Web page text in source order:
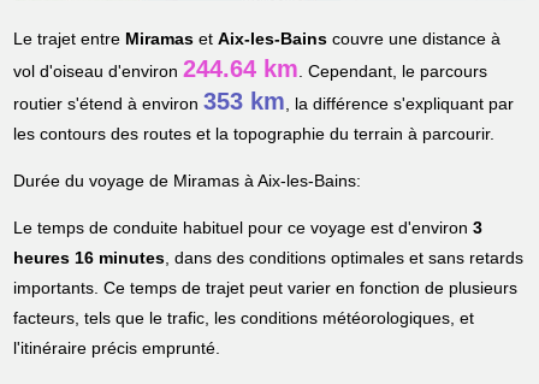
Le trajet entre Miramas etAix-les-Bains couvre une distance à
vol d'oiseau d'environ244.64 km. Cependant, le parcours
routier s'étend à environ353 km, la différence s'expliquant par
les contours des routes et la topographie du terrain à parcourir.
Durée du voyage de Miramas à Aix-les-Bains:
Le temps de conduite habituel pour ce voyage est d'environ3
heures 16 minutes, dans des conditions optimales et sans retards
importants. Ce temps de trajet peut varier en fonction de plusieurs
facteurs, tels que le trafic, les conditions météorologiques, et
l'itinéraire précis emprunté.